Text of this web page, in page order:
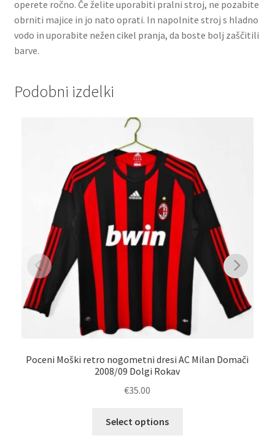
operete ročno. Če želite uporabiti pralni stroj, ne pozabite
obrniti majice in jo nato oprati. In napolnite stroj s hladno
vodo in uporabite nežen cikel pranja, da boste bolj zaščitili
barve.
Podobni izdelki
Poceni Moški retro nogometni dresi AC Milan Domači
2008/09 Dolgi Rokav
€35.00
Select options